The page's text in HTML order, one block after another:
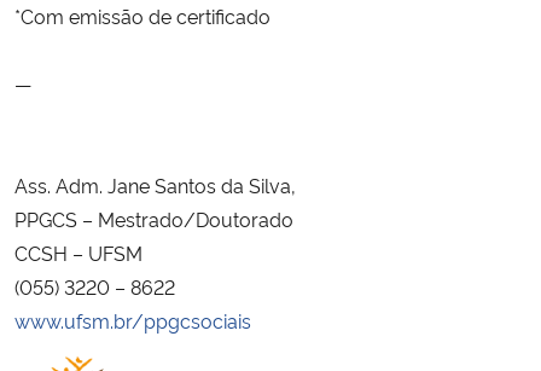
*Com emissão de certificado
—
Ass. Adm. Jane Santos da Silva,
PPGCS – Mestrado/Doutorado
CCSH – UFSM
(055) 3220 – 8622
www.ufsm.br/ppgcsociais